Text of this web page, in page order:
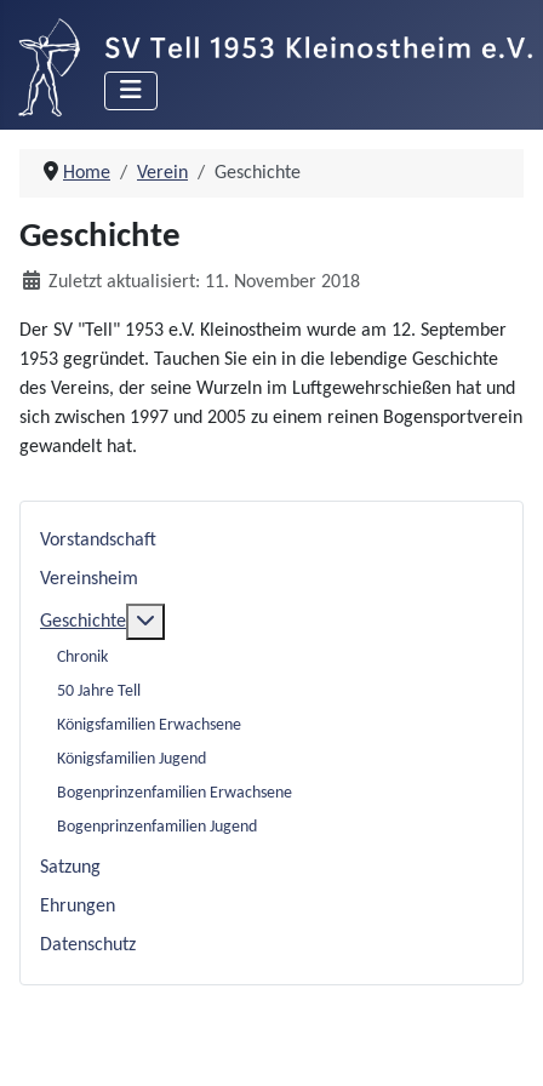
Home Verein Geschichte
Geschichte
DetailsZuletzt aktualisiert: 11. November 2018
Der SV "Tell" 1953 e.V. Kleinostheim wurde am 12. September
1953 gegründet. Tauchen Sie ein in die lebendige Geschichte
des Vereins, der seine Wurzeln im Luftgewehrschießen hat und
sich zwischen 1997 und 2005 zu einem reinen Bogensportverein
gewandelt hat.
Vorstandschaft
Vereinsheim
Geschichte
Chronik
50 Jahre Tell
Königsfamilien Erwachsene
Königsfamilien Jugend
Bogenprinzenfamilien Erwachsene
Bogenprinzenfamilien Jugend
Satzung
Ehrungen
Datenschutz